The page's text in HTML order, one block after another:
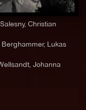
Christian
Lukas
Johanna